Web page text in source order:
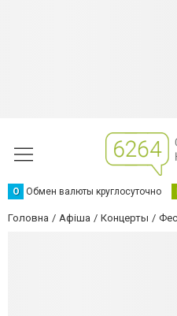
О Обмен валюты круглосуточно
Головна Афіша Концерты